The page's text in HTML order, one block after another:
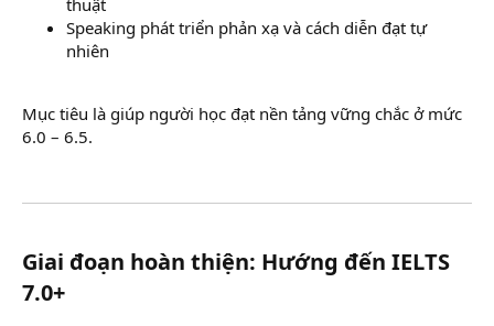
Speaking phát triển phản xạ và cách diễn đạt tự
nhiên
Mục tiêu là giúp người học đạt nền tảng vững chắc ở mức
6.0 – 6.5.
Giai đoạn hoàn thiện: Hướng đến IELTS
7.0+​